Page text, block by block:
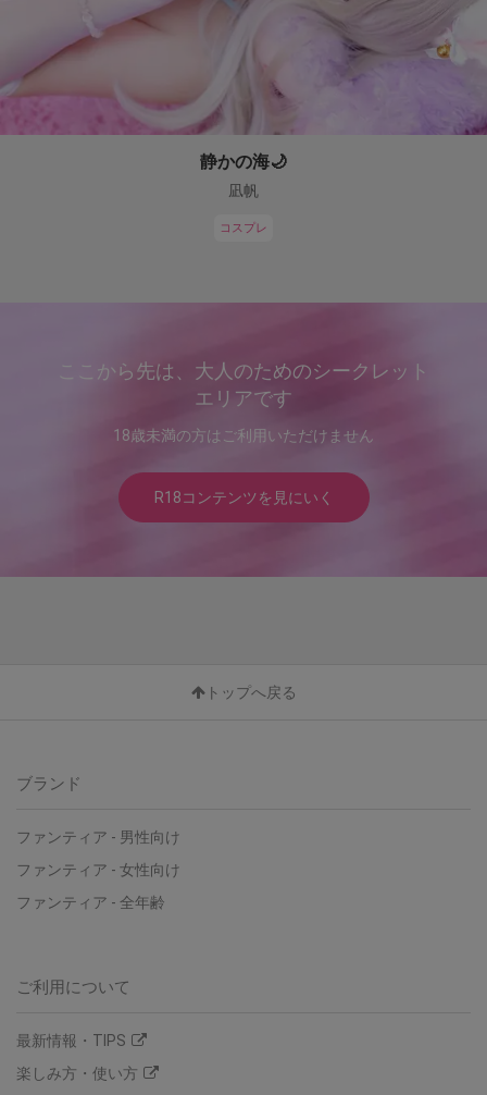
静かの海🌙
凪帆
コスプレ
ここから先は、大人のためのシークレット
エリアです
18歳未満の方はご利用いただけません
R18コンテンツを見にいく
トップへ戻る
ブランド
ファンティア - 男性向け
ファンティア - 女性向け
ファンティア - 全年齢
ご利用について
最新情報・TIPS
楽しみ方・使い方